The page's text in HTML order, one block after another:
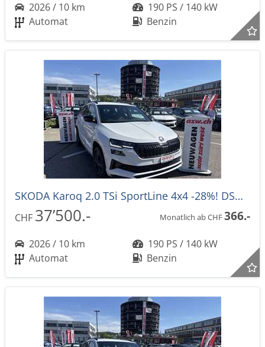
2026 / 10 km
190 PS / 140 kW
Automat
Benzin
SKODA Karoq 2.0 TSi SportLine 4x4 -28%! DSG-Automat
CHF 37’500.- Monatlich ab CHF366.-
2026 / 10 km
190 PS / 140 kW
Automat
Benzin